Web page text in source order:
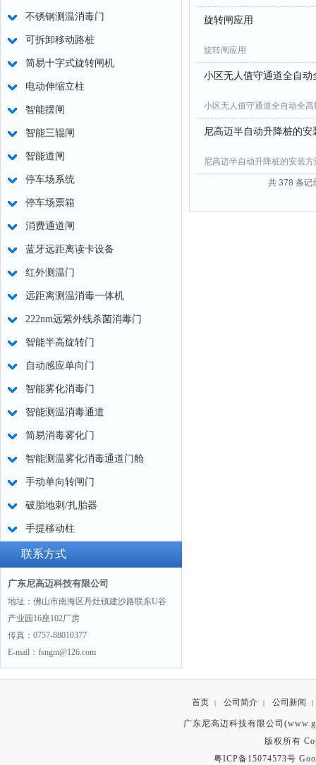
不锈钢测温消毒门
可拆卸移动路桩
简易十字式旋转闸机
电动伸缩立柱
智能摆闸
智能三辊闸
智能道闸
停车场系统
停车场票箱
消费通道闸
蓝牙远距离读卡设备
红外测温门
远距离测温消毒一体机
222nm远紫外线杀菌消毒门
智能半高旋转门
自动感应单向门
智能雾化消毒门
智能测温消毒通道
简易消毒雾化门
智能测温雾化消毒通道门舱
手动单向转闸门
破胎地刺/扎胎器
手提移动柱
联系方式
广东尼高迈科技有限公司
地址：佛山市南海区丹灶镇建沙路联东U谷
产业园16座102厂房
传真：0757-88010377
E-mail：fsngm@126.com
旋转闸应用
旋转闸应用
小区无人值守通道全自动
小区无人值守通道全自动全高
尼高迈半自动升降桩的
尼高迈半自动升降桩的安装
共 378 条
首页 | 公司简介 | 公司新闻 |
广东尼高迈科技有限公司
版权所有
粤ICP备15074573号